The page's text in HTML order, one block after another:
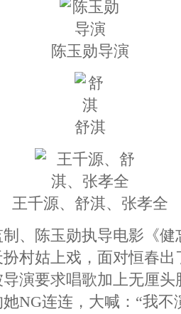
陈玉勋导演
舒淇
王千源、舒淇、张孝全
陈玉勋执导电影《健
村姑上戏，面对恒春
演要求唱歌加上无厘
NG连连，大喊：“我不